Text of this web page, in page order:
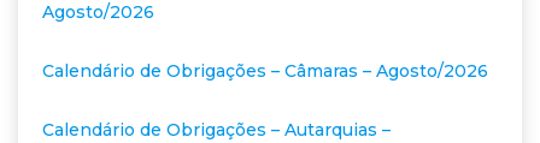
Agosto/2026
Calendário de Obrigações – Câmaras – Agosto/2026
Calendário de Obrigações – Autarquias –